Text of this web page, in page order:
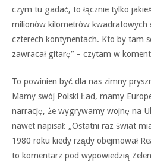
czym tu gadać, to łącznie tylko
milionów kilometrów kwadratowych
czterech kontynentach. Kto by tam
zawracał gitarę” – czytam w
To powinien być dla nas zimny
Mamy swój Polski Ład, mamy
narrację, że wygrywamy wojnę na
nawet napisał: „Ostatni raz świat
1980 roku kiedy rządy obejmował
to komentarz pod wypowiedzią